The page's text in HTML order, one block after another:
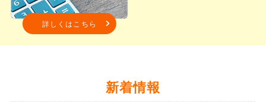
詳しくはこちら
新着情報